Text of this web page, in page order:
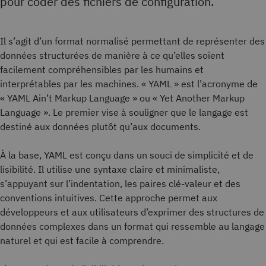
Il s’agit d’un format normalisé permettant de représenter des
données structurées de manière à ce qu’elles soient
facilement compréhensibles par les humains et
interprétables par les machines. « YAML » est l’acronyme de
« YAML Ain’t Markup Language » ou « Yet Another Markup
Language ». Le premier vise à souligner que le langage est
destiné aux données plutôt qu’aux documents.
À la base, YAML est conçu dans un souci de simplicité et de
lisibilité. Il utilise une syntaxe claire et minimaliste,
s’appuyant sur l’indentation, les paires clé-valeur et des
conventions intuitives. Cette approche permet aux
développeurs et aux utilisateurs d’exprimer des structures de
données complexes dans un format qui ressemble au langage
naturel et qui est facile à comprendre.